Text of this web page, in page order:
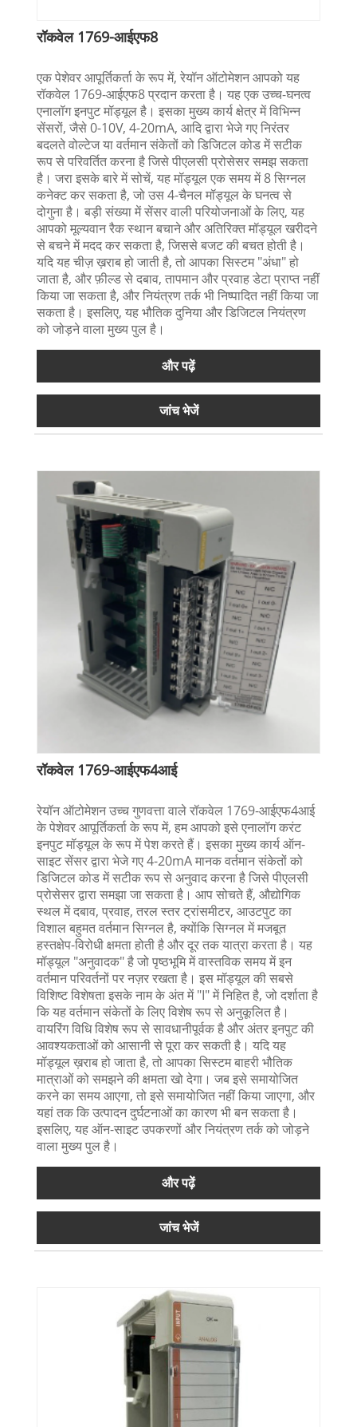
रॉकवेल 1769-आईएफ8
एक पेशेवर आपूर्तिकर्ता के रूप में, रेयॉन ऑटोमेशन आपको यह
रॉकवेल 1769-आईएफ8 प्रदान करता है। यह एक उच्च-घनत्व
एनालॉग इनपुट मॉड्यूल है। इसका मुख्य कार्य क्षेत्र में विभिन्न
सेंसरों, जैसे 0-10V, 4-20mA, आदि द्वारा भेजे गए निरंतर
बदलते वोल्टेज या वर्तमान संकेतों को डिजिटल कोड में सटीक
रूप से परिवर्तित करना है जिसे पीएलसी प्रोसेसर समझ सकता
है। जरा इसके बारे में सोचें, यह मॉड्यूल एक समय में 8 सिग्नल
कनेक्ट कर सकता है, जो उस 4-चैनल मॉड्यूल के घनत्व से
दोगुना है। बड़ी संख्या में सेंसर वाली परियोजनाओं के लिए, यह
आपको मूल्यवान रैक स्थान बचाने और अतिरिक्त मॉड्यूल खरीदने
से बचने में मदद कर सकता है, जिससे बजट की बचत होती है।
यदि यह चीज़ ख़राब हो जाती है, तो आपका सिस्टम "अंधा" हो
जाता है, और फ़ील्ड से दबाव, तापमान और प्रवाह डेटा प्राप्त नहीं
किया जा सकता है, और नियंत्रण तर्क भी निष्पादित नहीं किया जा
सकता है। इसलिए, यह भौतिक दुनिया और डिजिटल नियंत्रण
को जोड़ने वाला मुख्य पुल है।
और पढ़ें
जांच भेजें
रॉकवेल 1769-आईएफ4आई
रेयॉन ऑटोमेशन उच्च गुणवत्ता वाले रॉकवेल 1769-आईएफ4आई
के पेशेवर आपूर्तिकर्ता के रूप में, हम आपको इसे एनालॉग करंट
इनपुट मॉड्यूल के रूप में पेश करते हैं। इसका मुख्य कार्य ऑन-
साइट सेंसर द्वारा भेजे गए 4-20mA मानक वर्तमान संकेतों को
डिजिटल कोड में सटीक रूप से अनुवाद करना है जिसे पीएलसी
प्रोसेसर द्वारा समझा जा सकता है। आप सोचते हैं, औद्योगिक
स्थल में दबाव, प्रवाह, तरल स्तर ट्रांसमीटर, आउटपुट का
विशाल बहुमत वर्तमान सिग्नल है, क्योंकि सिग्नल में मजबूत
हस्तक्षेप-विरोधी क्षमता होती है और दूर तक यात्रा करता है। यह
मॉड्यूल "अनुवादक" है जो पृष्ठभूमि में वास्तविक समय में इन
वर्तमान परिवर्तनों पर नज़र रखता है। इस मॉड्यूल की सबसे
विशिष्ट विशेषता इसके नाम के अंत में "I" में निहित है, जो दर्शाता है
कि यह वर्तमान संकेतों के लिए विशेष रूप से अनुकूलित है।
वायरिंग विधि विशेष रूप से सावधानीपूर्वक है और अंतर इनपुट की
आवश्यकताओं को आसानी से पूरा कर सकती है। यदि यह
मॉड्यूल ख़राब हो जाता है, तो आपका सिस्टम बाहरी भौतिक
मात्राओं को समझने की क्षमता खो देगा। जब इसे समायोजित
करने का समय आएगा, तो इसे समायोजित नहीं किया जाएगा, और
यहां तक ​​कि उत्पादन दुर्घटनाओं का कारण भी बन सकता है।
इसलिए, यह ऑन-साइट उपकरणों और नियंत्रण तर्क को जोड़ने
वाला मुख्य पुल है।
और पढ़ें
जांच भेजें